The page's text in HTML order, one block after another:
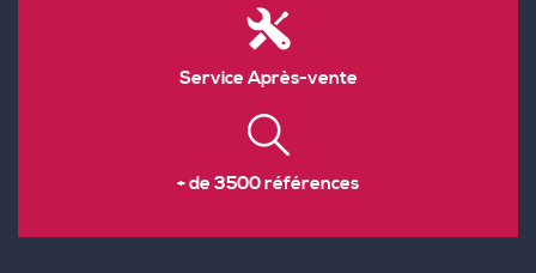
Service Après-vente
+ de 3500 références